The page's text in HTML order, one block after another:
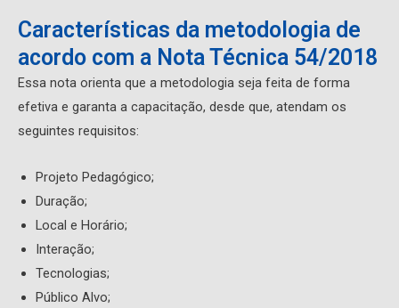
Características da metodologia de
acordo com a Nota Técnica 54/2018
Essa nota orienta que a metodologia seja feita de forma
efetiva e garanta a capacitação, desde que, atendam os
seguintes requisitos:
Projeto Pedagógico;
Duração;
Local e Horário;
Interação;
Tecnologias;
Público Alvo;